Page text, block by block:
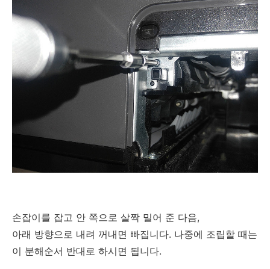
손잡이를 잡고 안 쪽으로 살짝 밀어 준 다음,
아래 방향으로 내려 꺼내면 빠집니다. 나중에 조립할 때는
이 분해순서 반대로 하시면 됩니다.